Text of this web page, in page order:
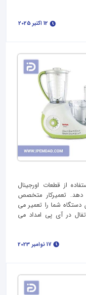
از قطعات اورجینال
دهد. تعمیرکار متخصص
شما را تعمیر می
تفال در آی پی امداد می